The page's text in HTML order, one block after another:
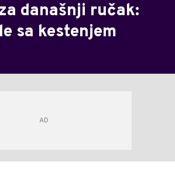
današnji ručak:
sa kestenjem